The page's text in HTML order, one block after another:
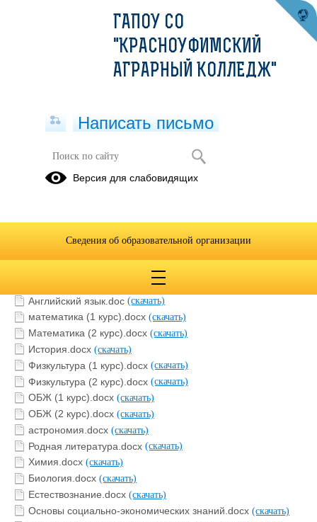
Общеобразовательные дисциплины
(скачать)
(скачать)
Английский язык.doc (скачать)
математика (1 курс).docx (скачать)
Математика (2 курс).docx (скачать)
История.docx (скачать)
Физкультура (1 курс).docx (скачать)
Физкультура (2 курс).docx (скачать)
ОБЖ (1 курс).docx (скачать)
ОБЖ (2 курс).docx (скачать)
астрономия.docx (скачать)
Родная литература.docx (скачать)
Химия.docx (скачать)
Биология.docx (скачать)
Естествознание.docx (скачать)
Основы социально-экономических знаний.docx (скачать)
ГАПОУ СО
"КРАСНОУФИМСКИЙ
АГРАРНЫЙ КОЛЛЕДЖ"
Написать письмо
Версия для слабовидящих
Сведения об образовательной организации